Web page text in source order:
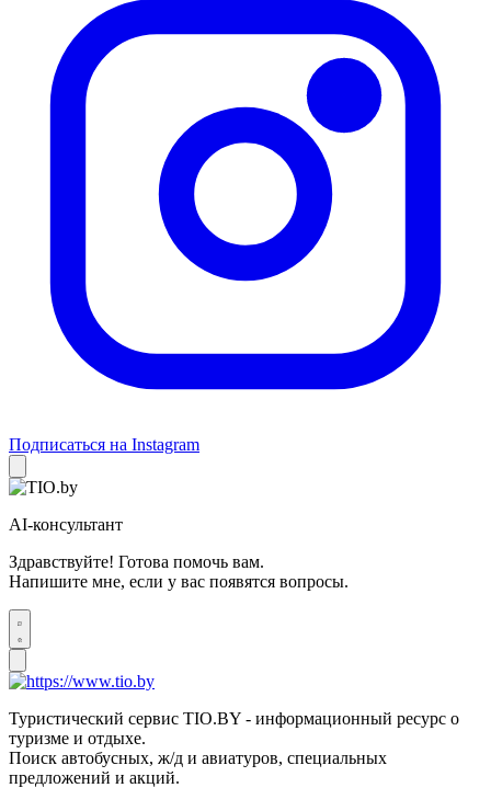
Подписаться на Instagram
AI-консультант
Здравствуйте! Готова помочь вам.
Напишите мне, если у вас появятся вопросы.
Туристический сервис TIO.BY - информационный ресурс о
туризме и отдыхе.
Поиск автобусных, ж/д и авиатуров, специальных
предложений и акций.